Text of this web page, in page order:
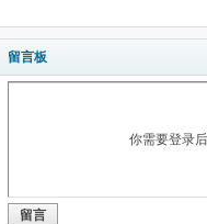
留言板
你需要登录
留言